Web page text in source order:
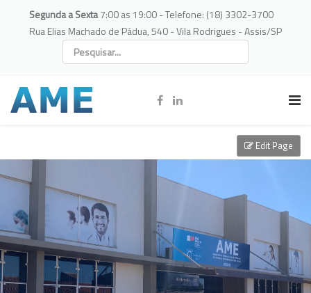
Segunda a Sexta7:00 as 19:00 - Telefone: (18) 3302-3700
Rua Elias Machado de Pádua, 540 - Vila Rodrigues - Assis/SP
Edit Page